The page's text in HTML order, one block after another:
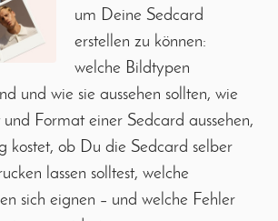
um Deine Sedcard
erstellen zu können:
welche Bildtypen
und wie sie aussehen sollten, wie
Format einer Sedcard aussehen,
kostet, ob Du die Sedcard selber
lassen solltest, welche
sich eignen – und welche Fehler